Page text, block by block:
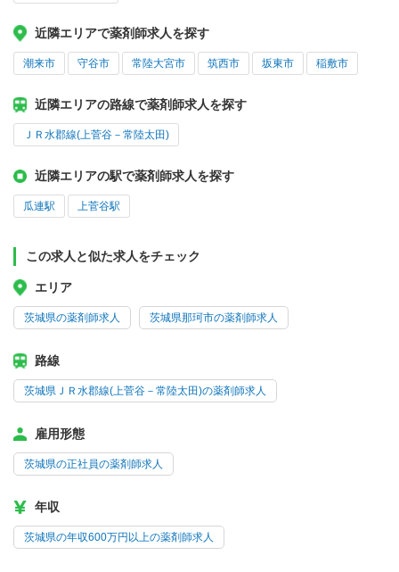
近隣エリアで薬剤師求人を探す
潮来市 守谷市 常陸大宮市 筑西市 坂東市 稲敷市
近隣エリアの路線で薬剤師求人を探す
ＪＲ水郡線(上菅谷－常陸太田)
近隣エリアの駅で薬剤師求人を探す
瓜連駅 上菅谷駅
この求人と似た求人をチェック
エリア
茨城県の薬剤師求人 茨城県那珂市の薬剤師求人
路線
茨城県ＪＲ水郡線(上菅谷－常陸太田)の薬剤師求人
雇用形態
茨城県の正社員の薬剤師求人
年収
茨城県の年収600万円以上の薬剤師求人